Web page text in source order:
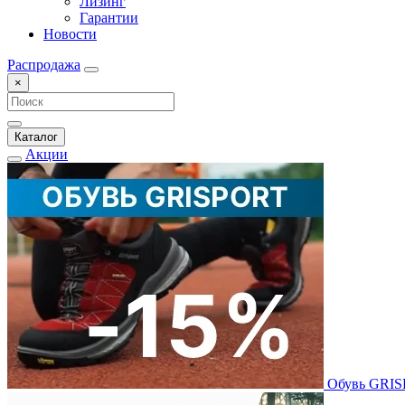
Гарантии
Новости
Распродажа
×
Каталог
Акции
Обувь